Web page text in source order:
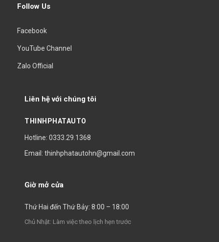
Follow Us
Facebook
YouTube Channel
Zalo Official
Liên hệ với chúng tôi
THINHPHATAUTO
Hotline: 0333.29.1368
Email: thinhphatautohn@gmail.com
Giờ mở cửa
Thứ Hai đến Thứ Bảy: 8:00 – 18:00
Chủ Nhật: Làm việc theo lịch hẹn trước